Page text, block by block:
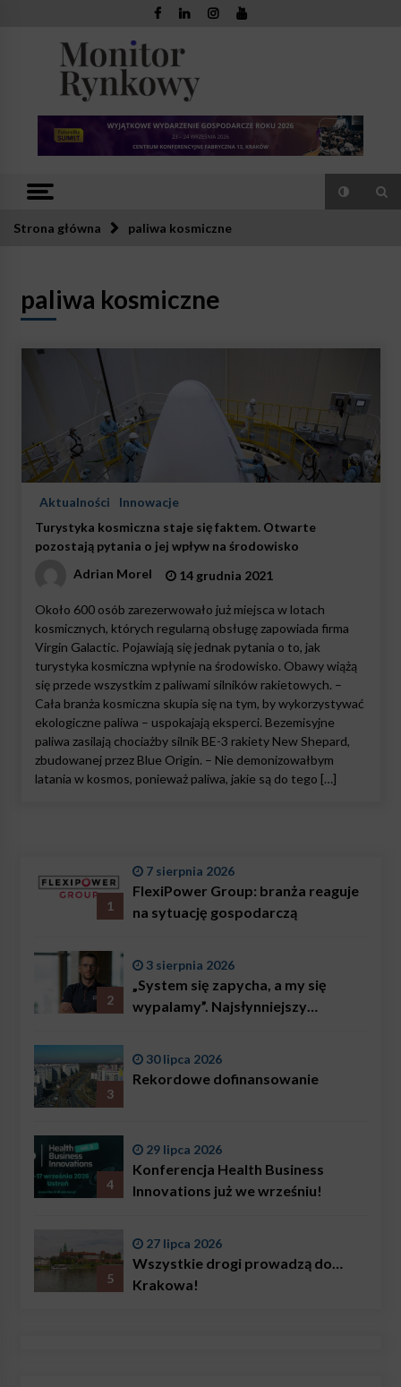
Monitor
Rynkowy
Strona główna paliwa kosmiczne
paliwa kosmiczne
Aktualności
Innowacje
Turystyka kosmiczna staje się faktem. Otwarte
pozostają pytania o jej wpływ na środowisko
Adrian Morel
14 grudnia 2021
Około 600 osób zarezerwowało już miejsca w lotach
kosmicznych, których regularną obsługę zapowiada firma
Virgin Galactic. Pojawiają się jednak pytania o to, jak
turystyka kosmiczna wpłynie na środowisko. Obawy wiążą
się przede wszystkim z paliwami silników rakietowych. –
Cała branża kosmiczna skupia się na tym, by wykorzystywać
ekologiczne paliwa – uspokajają eksperci. Bezemisyjne
paliwa zasilają chociażby silnik BE-3 rakiety New Shepard,
zbudowanej przez Blue Origin. – Nie demonizowałbym
latania w kosmos, ponieważ paliwa, jakie są do tego […]
1
7 sierpnia 2026
FlexiPower Group: branża reaguje
na sytuację gospodarczą
2
3 sierpnia 2026
„System się zapycha, a my się
wypalamy”. Najsłynniejszy
problemem są nie tylko choroby
3
30 lipca 2026
Rekordowe dofinansowanie
4
29 lipca 2026
Konferencja Health Business
Innovations już we wrześniu!
5
27 lipca 2026
Wszystkie drogi prowadzą do…
Krakowa!